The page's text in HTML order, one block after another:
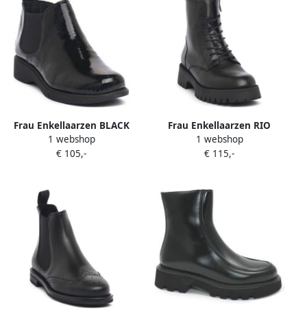
Frau Enkellaarzen BLACK
SHINE
1 webshop
€ 105,-
Frau Enkellaarzen RIO
NERO
1 webshop
€ 115,-